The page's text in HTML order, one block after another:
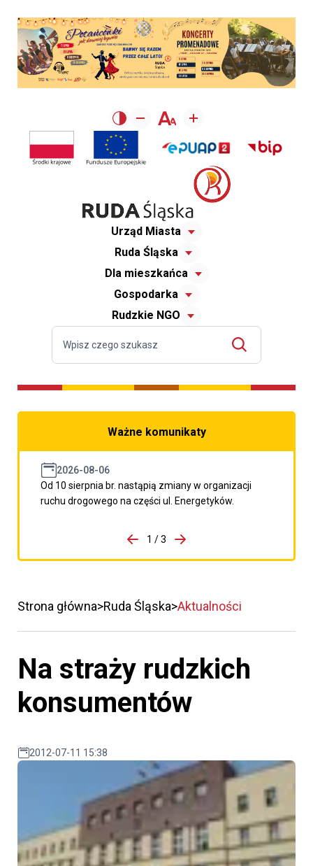
Urząd Miasta
Ruda Śląska
Dla mieszkańca
Gospodarka
Rudzkie NGO
Ważne komunikaty
2026-08-06
Od 10 sierpnia br. nastąpią zmiany w organizacji
ruchu drogowego na części ul. Energetyków.
porzpedniego komunikatu
1 / 3
Przejdź do następnego
Strona główna Ruda Śląska Aktualności
Na straży rudzkich
konsumentów
2012-07-11 15:38